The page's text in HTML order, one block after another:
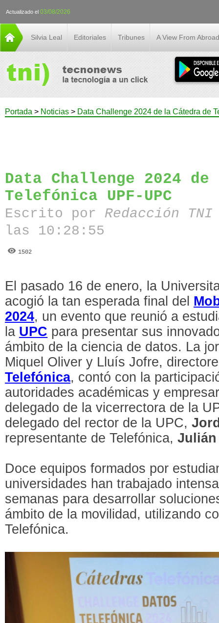
Actualizado el 03/08/2026
Silvia Leal Editoriales Tribunes A View From Abroad
Portada > Noticias > Data Challenge 2024 de la Cátedra de
Data Challenge 2024
Telefónica UPF-UPC
Escrito por Redacción
las 10:28:55
1502
El pasado 16 de enero, la
acogió la tan esperada final del
2024, un evento que reunió a
la UPC para presentar sus
ámbito de la ciencia de datos. La
Miquel Oliver y Lluís Jofre,
Telefónica, contó con la
autoridades académicas y
delegado de la vicerrectora de la
delegado del rector de la UPC,
representante de Telefónica,
Doce equipos formados por
universidades han trabajado
semanas para desarrollar
ámbito de la movilidad, utilizando
Telefónica.